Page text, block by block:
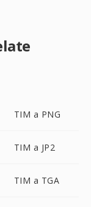
TIM a PNG
TIM a JP2
TIM a TGA